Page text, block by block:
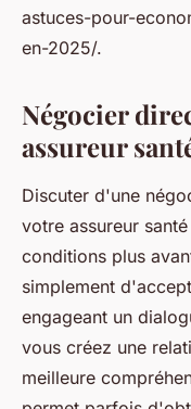
astuces-pour-
en-2025/.
Négocier
assureur
Discuter d'une
votre assureur
conditions plus
simplement
engageant un
vous créez une
meilleure